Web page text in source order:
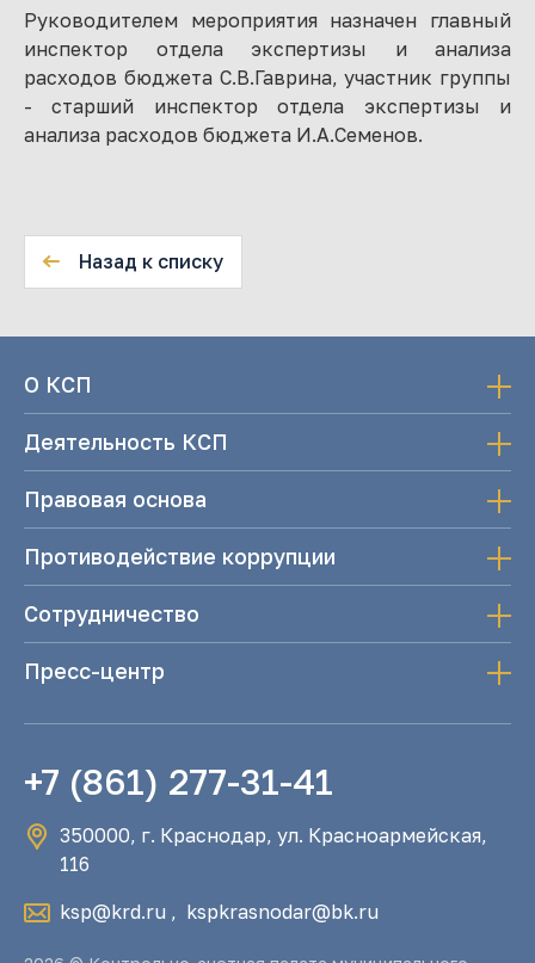
Руководителем мероприятия назначен главный
инспектор отдела экспертизы и анализа
расходов бюджета С.В.Гаврина, участник группы
- старший инспектор отдела экспертизы и
анализа расходов бюджета И.А.Семенов.
Назад к списку
О КСП
Деятельность КСП
Правовая основа
Противодействие коррупции
Сотрудничество
Пресс-центр
+7 (861) 277-31-41
350000, г. Краснодар, ул. Красноармейская,
116
ksp@krd.ru , kspkrasnodar@bk.ru